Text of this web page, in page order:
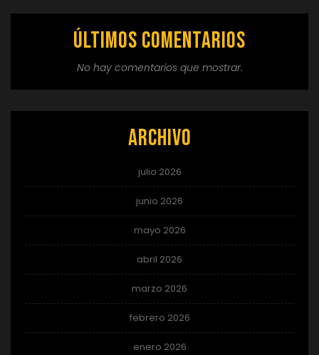
Últimos comentarios
No hay comentarios que mostrar.
Archivo
julio 2026
junio 2026
mayo 2026
abril 2026
marzo 2026
febrero 2026
enero 2026